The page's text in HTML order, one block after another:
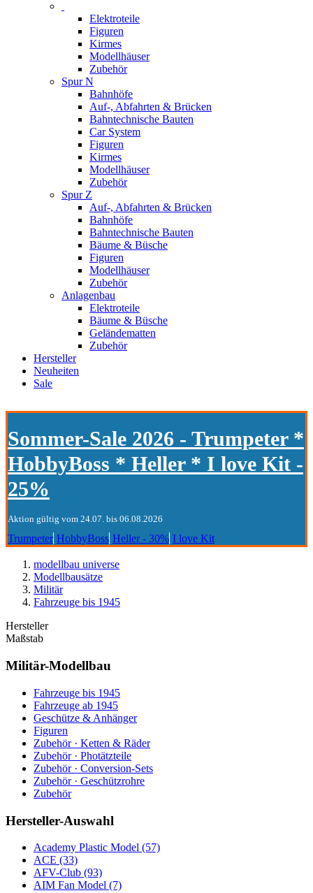
Elektroteile
Figuren
Kirmes
Modellhäuser
Zubehör
Spur N
Bahnhöfe
Auf-, Abfahrten & Brücken
Bahntechnische Bauten
Car System
Figuren
Kirmes
Modellhäuser
Zubehör
Spur Z
Auf-, Abfahrten & Brücken
Bahnhöfe
Bahntechnische Bauten
Bäume & Büsche
Figuren
Modellhäuser
Zubehör
Anlagenbau
Elektroteile
Bäume & Büsche
Geländematten
Zubehör
Hersteller
Neuheiten
Sale
Sommer-Sale 2026 - Trumpeter *
HobbyBoss * Heller * I love Kit -
25%
Aktion gültig vom 24.07. bis 06.08.2026
Trumpeter HobbyBoss Heller - 30% I love Kit
modellbau universe
Modellbausätze
Militär
Fahrzeuge bis 1945
Hersteller
Maßstab
Militär-Modellbau
Fahrzeuge bis 1945
Fahrzeuge ab 1945
Geschütze & Anhänger
Figuren
Zubehör · Ketten & Räder
Zubehör · Photätzteile
Zubehör · Conversion-Sets
Zubehör · Geschützrohre
Zubehör
Hersteller-Auswahl
Academy Plastic Model (57)
ACE (33)
AFV-Club (93)
AIM Fan Model (7)